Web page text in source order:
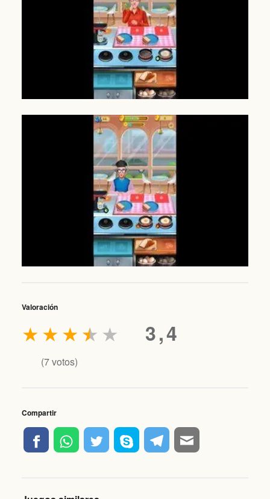
Valoración
3,4
★
★
★
★
★
(7votos)
Compartir